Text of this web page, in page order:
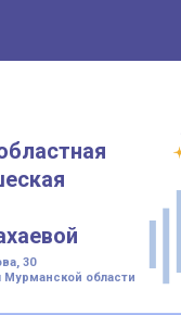
30
области